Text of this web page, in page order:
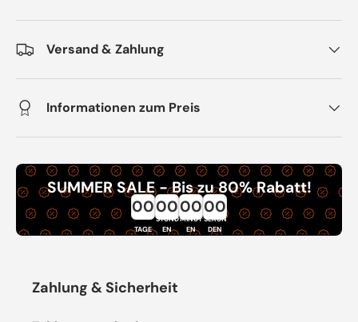
Versand & Zahlung
Informationen zum Preis
SUMMER SALE - Bis zu 80% Rabatt!
00
TAGE
00
STUND
EN
00
MINUT
EN
00
SEKUN
DEN
Zahlung & Sicherheit